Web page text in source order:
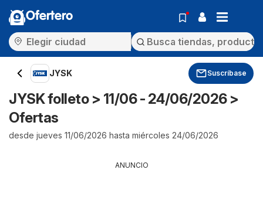
Ofertero
JYSK Suscríbase
JYSK folleto > 11/06 - 24/06/2026 >
Ofertas
desde jueves 11/06/2026 hasta miércoles 24/06/2026
ANUNCIO